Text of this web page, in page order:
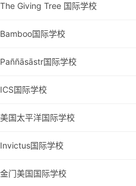
The Giving Tree 国际学校
Bamboo国际学校
Paññāsāstr国际学校
ICS国际学校
美国太平洋国际学校
Invictus国际学校
金门美国国际学校